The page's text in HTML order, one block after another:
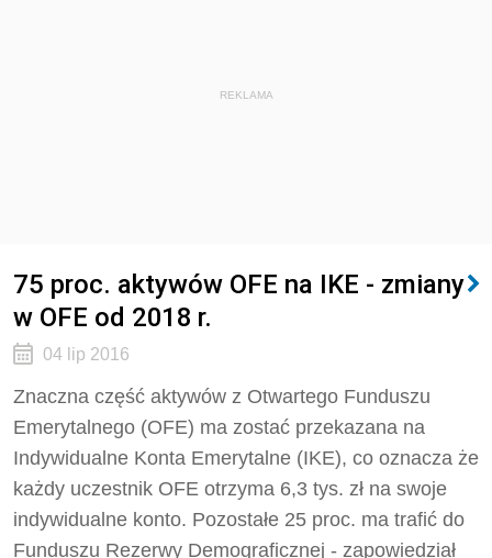
REKLAMA
75 proc. aktywów OFE na IKE - zmiany
w OFE od 2018 r.
04 lip 2016
Znaczna część aktywów z Otwartego Funduszu
Emerytalnego (OFE) ma zostać przekazana na
Indywidualne Konta Emerytalne (IKE), co oznacza że
każdy uczestnik OFE otrzyma 6,3 tys. zł na swoje
indywidualne konto. Pozostałe 25 proc. ma trafić do
Funduszu Rezerwy Demograficznej - zapowiedział